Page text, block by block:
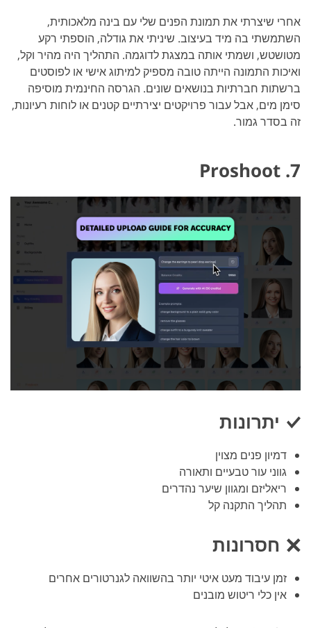
אחרי שיצרתי את תמונת הפנים שלי עם בינה מלאכותית,
השתמשתי בה מיד בעיצוב. שיניתי את גודלה, הוספתי רקע
מטושטש, ושמתי אותה במצגת לדוגמה. התהליך היה מהיר וקל,
ואיכות התמונה הייתה טובה מספיק למיתוג אישי או לפוסטים
ברשתות חברתיות בנושאים שונים. הגרסה החינמית מוסיפה
סימן מים, אבל עבור פרויקטים יצירתיים קטנים או לוחות רעיונות,
זה בסדר גמור.
7. Proshoot
יתרונות
דמיון פנים מצוין
גווני עור טבעיים ותאורה
ריאליזם ומגוון שיער נהדרים
תהליך התקנה קל
חסרונות
זמן עיבוד מעט איטי יותר בהשוואה לגנרטורים אחרים
אין כלי ריטוש מובנים